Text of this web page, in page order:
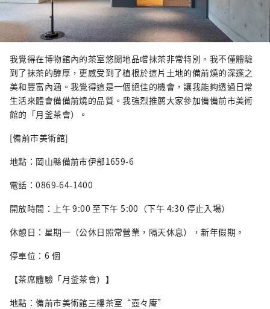
我覺得在博物館內的茶室悠閒地品嚐抹茶非常特別。我不僅體驗
到了抹茶的醇厚，更感受到了植根於這片土地的備前燒的深邃之
美和豐富內涵。我覺得這是一個絕佳的機會，讓我能夠透過日常
生活來體會備備前燒的品質。我強烈推薦大家參加備備前市美術
館的「月釜茶會）。
[備前市美術館]
地點：岡山縣備前市伊部1659-6
電話：0869-64-1400
開放時間：上午 9:00 至下午 5:00（下午 4:30 停止入場）
休憩日：星期一（公休日照常營業，隔天休息），新年假期。
停車位：6 個
【茶席體驗「月釜茶會）】
地點：備前市美術館三樓茶室“壺々庵”